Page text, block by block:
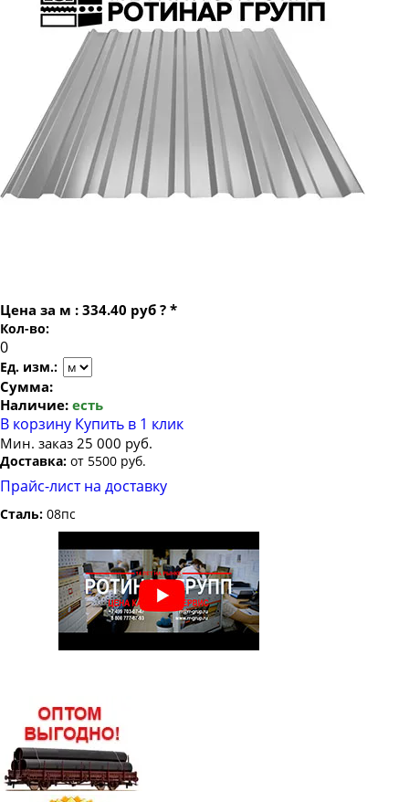
Профнастил профлист НС44
Профнастил профлист Н57
Профнастил профлист Н60
Профнастил профлист Н75
Профнастил профлист Н114
Профнастил профлист оцинкованный Н60
Профнастил профлист оцинкованный Н75
Профнастил профлист оцинкованный Н114
Цена за м : 334.40 руб ? *
Кол-во:
Ед. изм.:
Сумма:
Наличие: есть
В корзину Купить в 1 клик
Мин. заказ 25 000 руб.
Доставка: от 5500 руб.
Прайс-лист на доставку
Сталь: 08пс